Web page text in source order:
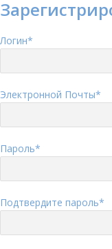
Логин*
Электронной Почты*
Пароль*
Подтвердите пароль*